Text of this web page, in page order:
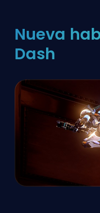
Nueva
Dash